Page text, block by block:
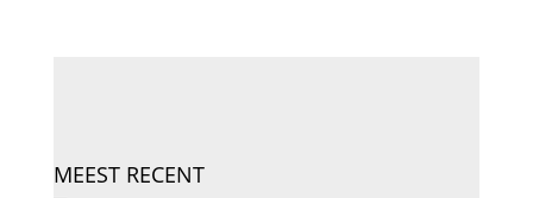
MEEST RECENT